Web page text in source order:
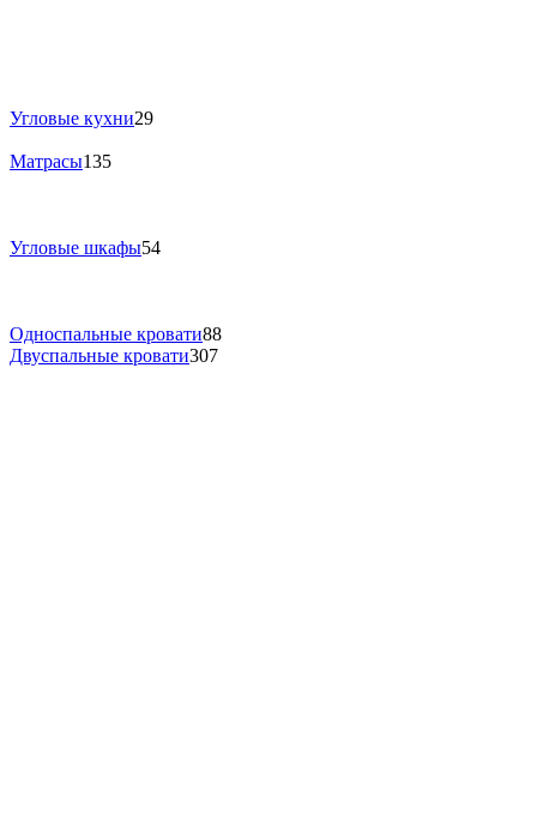
Угловые кухни29
Матрасы135
Угловые шкафы54
Односпальные кровати88
Двуспальные кровати307